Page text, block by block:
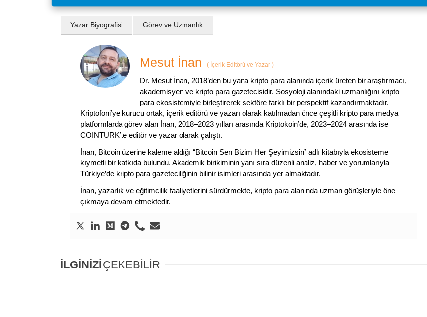
Yazar Biyografisi Görev ve Uzmanlık
Mesut İnan ( İçerik Editörü ve Yazar )
Dr. Mesut İnan, 2018’den bu yana kripto para alanında içerik üreten bir araştırmacı,
akademisyen ve kripto para gazetecisidir. Sosyoloji alanındaki uzmanlığını kripto
para ekosistemiyle birleştirerek sektöre farklı bir perspektif kazandırmaktadır.
Kriptofoni’ye kurucu ortak, içerik editörü ve yazarı olarak katılmadan önce çeşitli kripto para medya
platformlarda görev alan İnan, 2018–2023 yılları arasında Kriptokoin’de, 2023–2024 arasında ise
COINTURK’te editör ve yazar olarak çalıştı.
İnan, Bitcoin üzerine kaleme aldığı “Bitcoin Sen Bizim Her Şeyimizsin” adlı kitabıyla ekosisteme
kıymetli bir katkıda bulundu. Akademik birikiminin yanı sıra düzenli analiz, haber ve yorumlarıyla
Türkiye’de kripto para gazeteciliğinin bilinir isimleri arasında yer almaktadır.
İnan, yazarlık ve eğitimcilik faaliyetlerini sürdürmekte, kripto para alanında uzman görüşleriyle öne
çıkmaya devam etmektedir.
İLGİNİZİÇEKEBİLİR